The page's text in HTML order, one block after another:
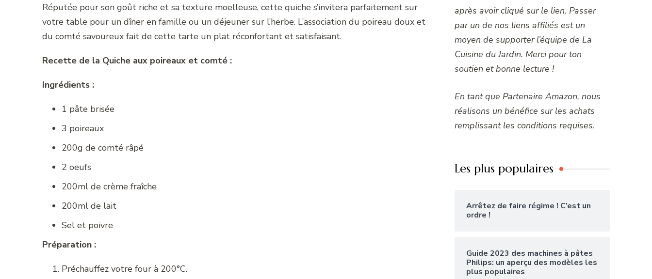
Réputée pour son goût riche et sa texture moelleuse, cette quiche s’invitera parfaitement sur
votre table pour un dîner en famille ou un déjeuner sur l’herbe. L’association du poireau doux et
du comté savoureux fait de cette tarte un plat réconfortant et satisfaisant.
Recette de la Quiche aux poireaux et comté :
Ingrédients :
1 pâte brisée
3 poireaux
200g de comté râpé
2 oeufs
200ml de crème fraîche
200ml de lait
Sel et poivre
Préparation :
Préchauffez votre four à 200°C.
après avoir cliqué sur le lien. Passer
par un de nos liens affiliés est un
moyen de supporter l’équipe de La
Cuisine du Jardin. Merci pour ton
soutien et bonne lecture !
En tant que Partenaire Amazon, nous
réalisons un bénéfice sur les achats
remplissant les conditions requises.
Les plus populaires
Arrêtez de faire régime ! C’est un
ordre !
Guide 2023 des machines à pâtes
Philips: un aperçu des modèles les
plus populaires